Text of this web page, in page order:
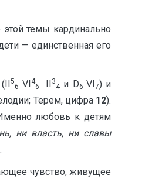
темы кардинально
— единственная его
5
6 VI4
6 II3
4 и D6 VI7) и
Терем, цифра 12).
любовь к детям
ни власть, ни славы
чувство, живущее